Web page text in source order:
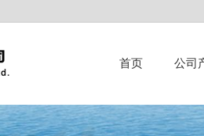
首页 公司